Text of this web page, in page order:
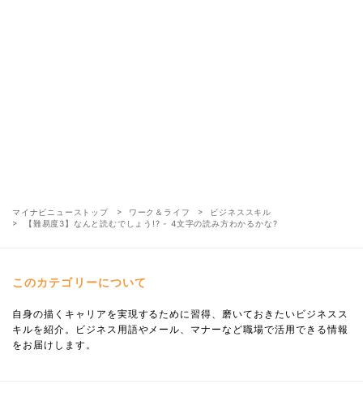
マイナビニューストップ ワーク＆ライフ
ビジネススキル
【難易度3】なんと読むでしょう!? - 4文字の読み方わかるかな?
このカテゴリーについて
自身の描くキャリアを実現するために習得、磨いておきたいビジネスス
キルを紹介。ビジネス用語やメール、マナーなど職場で活用できる情報
をお届けします。